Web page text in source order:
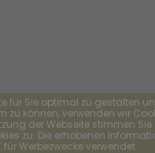
für Sie optimal zu gestalten
zu können, verwenden wir
der Webseite stimmen Sie
zu. Die erhobenen
für Werbezwecke verwendet.